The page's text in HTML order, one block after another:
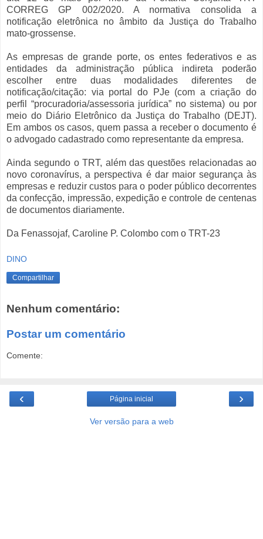
CORREG GP 002/2020. A normativa consolida a
notificação eletrônica no âmbito da Justiça do Trabalho
mato-grossense.
As empresas de grande porte, os entes federativos e as
entidades da administração pública indireta poderão
escolher entre duas modalidades diferentes de
notificação/citação: via portal do PJe (com a criação do
perfil “procuradoria/assessoria jurídica” no sistema) ou por
meio do Diário Eletrônico da Justiça do Trabalho (DEJT).
Em ambos os casos, quem passa a receber o documento é
o advogado cadastrado como representante da empresa.
Ainda segundo o TRT, além das questões relacionadas ao
novo coronavírus, a perspectiva é dar maior segurança às
empresas e reduzir custos para o poder público decorrentes
da confecção, impressão, expedição e controle de centenas
de documentos diariamente.
Da Fenassojaf, Caroline P. Colombo com o TRT-23
DINO
Compartilhar
Nenhum comentário:
Postar um comentário
Comente:
‹ ›
Página inicial
Ver versão para a web